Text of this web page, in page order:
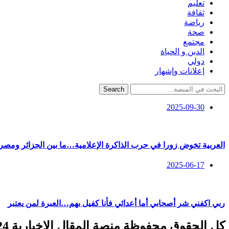
تعليم
ثقافة
رياضة
صحة
مجتمع
الدين و الحياة
دولي
إعلانات وإشهار
Search
2025-09-30
العربية تخوض زورا في حرب الذاكرة الإعلامية…ما بين الجزائر ومصر
2025-06-17
ربي اكفني شر أصحابي أما أعدائي فأنا كفيل بهم…العبرة لمن يعتبر
كل الحقوق محفوظة منصة المقال الإخبارية 2024 ©